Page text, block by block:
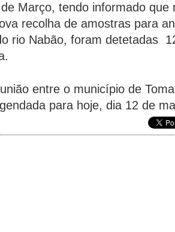
Março, tendo informado que
recolha de amostras para
rio Nabão, foram detetadas
entre o município de
para hoje, dia 12 de